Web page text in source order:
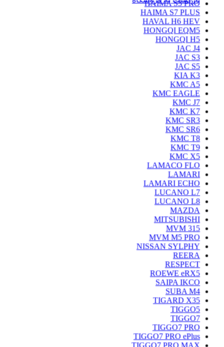
HAIMA S5 PRO
HAIMA S7 PLUS
HAVAL H6 HEV
HONGQI EQM5
HONGQI H5
JAC J4
JAC S3
JAC S5
KIA K3
KMC A5
KMC EAGLE
KMC J7
KMC K7
KMC SR3
KMC SR6
KMC T8
KMC T9
KMC X5
LAMACO FLO
LAMARI
LAMARI ECHO
LUCANO L7
LUCANO L8
MAZDA
MITSUBISHI
MVM 315
MVM M5 PRO
NISSAN SYLPHY
REERA
RESPECT
ROEWE eRX5
SAIPA IKCO
SUBA M4
TIGARD X35
TIGGO5
TIGGO7
TIGGO7 PRO
TIGGO7 PRO ePlus
TIGGO7 PRO MAX